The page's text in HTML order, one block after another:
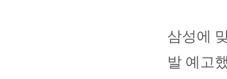
삼성에
발 예고